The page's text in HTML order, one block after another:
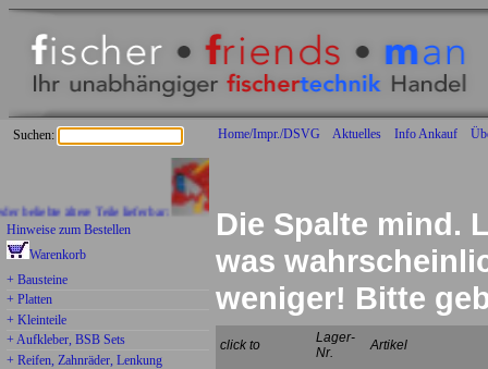
Home/Impr./DSVG Aktuelles Info Ankauf
Suchen:
ältere Teile lieferbar:
Hinweise zum Bestellen
Warenkorb
+ Bausteine
+ Platten
+ Kleinteile
+ Aufkleber, BSB Sets
+ Reifen, Zahnräder, Lenkung
Die Spalte mind.
was
weniger! Bitte
click to
Lager-
Nr.
Artikel